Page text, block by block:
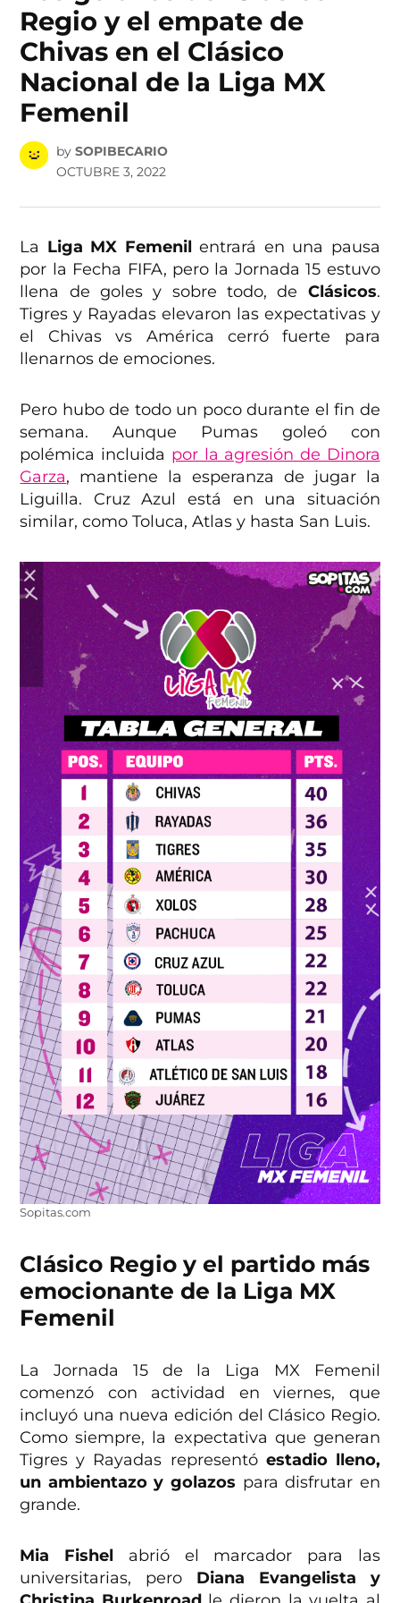
Regio y el empate de
Chivas en el Clásico
Nacional de la Liga MX
Femenil
by SOPIBECARIO
OCTUBRE 3, 2022
La Liga MX Femenilentrará en una pausa
por la Fecha FIFA, pero la Jornada 15 estuvo
llena de goles y sobre todo, de Clásicos.
Tigres y Rayadas elevaron las expectativas y
el Chivas vs América cerró fuerte para
llenarnos de emociones.
Pero hubo de todo un poco durante el fin de
semana. Aunque Pumas goleó con
polémica incluida por la agresión de Dinora
Garza, mantiene la esperanza de jugar la
Liguilla. Cruz Azul está en una situación
similar, como Toluca, Atlas y hasta San Luis.
Sopitas.com
Clásico Regio y el partido más
emocionante de la Liga MX
Femenil
La Jornada 15 de la Liga MX Femenil
comenzó con actividad en viernes, que
incluyó una nueva edición del Clásico Regio.
Como siempre, la expectativa que generan
Tigres y Rayadas representóestadio lleno,
un ambientazo y golazos para disfrutar en
grande.
Mia Fishel abrió el marcador para las
universitarias, pero Diana Evangelista y